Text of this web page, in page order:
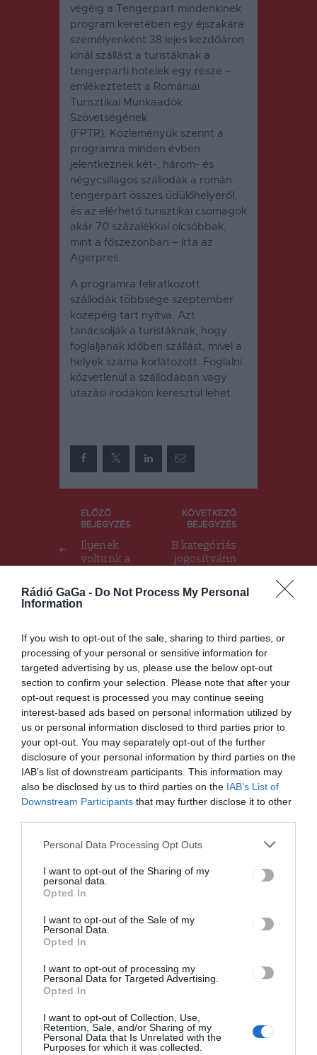
Rádió GaGa - Do Not Process My Personal
Information
If you wish to opt-out of the sale, sharing to third parties, or
processing of your personal or sensitive information for
targeted advertising by us, please use the below opt-out
section to confirm your selection. Please note that after your
opt-out request is processed you may continue seeing
interest-based ads based on personal information utilized by
us or personal information disclosed to third parties prior to
your opt-out. You may separately opt-out of the further
disclosure of your personal information by third parties on the
IAB’s list of downstream participants. This information may
also be disclosed by us to third parties on the IAB’s List of
Downstream Participants that may further disclose it to other
Personal Data Processing Opt Outs
I want to opt-out of the Sharing of my
personal data.
Opted In
I want to opt-out of the Sale of my
Personal Data.
Opted In
I want to opt-out of processing my
Personal Data for Targeted Advertising.
Opted In
I want to opt-out of Collection, Use,
Retention, Sale, and/or Sharing of my
Personal Data that Is Unrelated with the
Purposes for which it was collected.
végéig a Tengerpart mindenkinek
program keretében egy éjszakára
személyenként 38 lejes kezdőáron
kínál szállást a turistáknak a
tengerparti hotelek egy része –
emlékeztetett a Romániai
Turisztikai Munkaadók
Szövetségének
(FPTR). Közleményük szerint a
programra minden évben
jelentkeznek két-, három- és
négycsillagos szállodák a román
tengerpart összes üdülőhelyéről,
és az elérhető turisztikai csomagok
akár 70 százalékkal olcsóbbak,
mint a főszezonban – írta az
Agerpres.
A programra feliratkozott
szállodák többsége szeptember
közepéig tart nyitva. Azt
tanácsolják a turistáknak, hogy
foglaljanak időben szállást, mivel a
helyek száma korlátozott. Foglalni
közvetlenül a szállodában vagy
utazási irodákon keresztül lehet.
Bejegyzés
navigáció
ELŐZŐ
BEJEGYZÉS
Ilyenek
voltunk a
Tabakón
KÖVETKEZŐ
BEJEGYZÉS
B kategóriás
jogosítvánn
vezetni
bizonyos
Ez is érdekelheti
CSÍKSZÉK,GYERGYÓSZÉK,HÍRLISTA,
UDVARHELYSZÉK
Munkanélküliek számára
indítanak ingyenes
képzéseket
Újabb szakaszát újítják fel a
csíkszeredai Kossuth Lajos
utcának